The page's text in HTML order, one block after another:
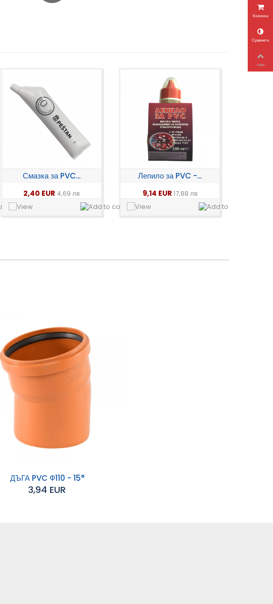
Смазка за PVC...
2,40 EUR 4,69 лв
Лепило за PVC -...
9,14 EUR17,88 лв
ДЪГА PVC Ф110 - 15°
3,94 EUR
Количка
Сравнете
горе